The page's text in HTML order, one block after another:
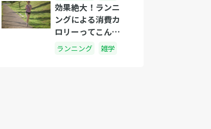
効果絶大！ランニ
ングによる消費カ
ロリーってこんな
にすごかった
ランニング 雑学